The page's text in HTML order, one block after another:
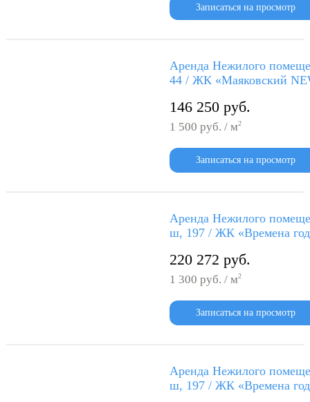
Записаться на просмотр
Аренда Нежилого
44 / ЖК «Маяковский
146 250 руб.
1 500 руб. / м2
Записаться на просмотр
Аренда Нежилого
ш, 197 / ЖК «Времена
220 272 руб.
1 300 руб. / м2
Записаться на просмотр
Аренда Нежилого
ш, 197 / ЖК «Времена